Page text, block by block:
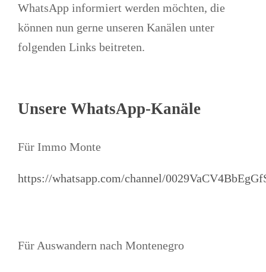
WhatsApp informiert werden möchten, die
können nun gerne unseren Kanälen unter
folgenden Links beitreten.
Unsere WhatsApp-Kanäle
Für Immo Monte
https://whatsapp.com/channel/
Für Auswandern nach Montenegro